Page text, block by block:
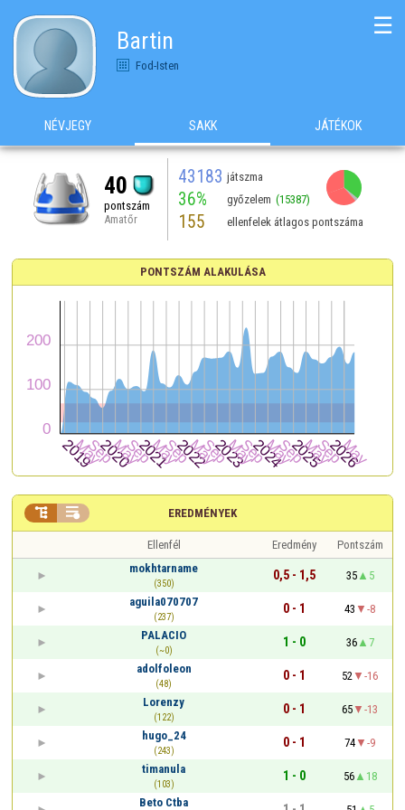
Bartin
Fod-Isten
☰
NÉVJEGY SAKK JÁTÉKOK
40
pontszám
Amatőr
43183 játszma
36% győzelem (15387)
155 ellenfelek átlagos pontszáma
PONTSZÁM ALAKULÁSA
EREDMÉNYEK
 
Ellenfél Eredmény
Pontszám
mokhtarname
(350)
0,5 - 1,5 35
5
aguila070707
(237)
0 - 1 43
-8
PALACIO
(~0)
1 - 0 36
7
adolfoleon
(48)
0 - 1 52
-16
Lorenzy
(122)
0 - 1 65
-13
hugo_24
(243)
0 - 1 74
-9
timanula
(103)
1 - 0 56
18
Beto Ctba